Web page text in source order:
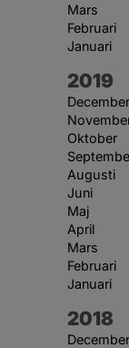
Mars
Februari
Januari
År:
2019
December
Oktober
Augusti
Juni
Maj
April
Mars
Februari
Januari
År:
2018
December